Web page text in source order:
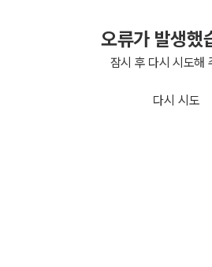
오류가 발생했
잠시 후 다시 시도해
다시 시도